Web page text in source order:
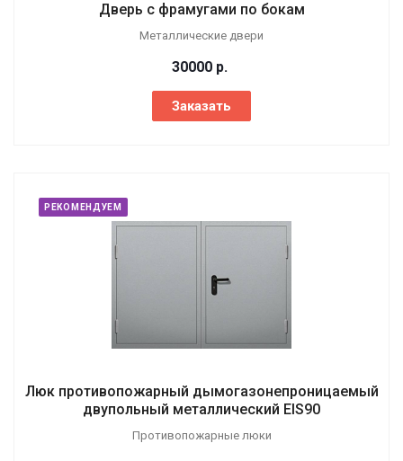
Дверь с фрамугами по бокам
Металлические двери
30000 р.
Заказать
РЕКОМЕНДУЕМ
Люк противопожарный дымогазонепроницаемый
двупольный металлический EIS90
Противопожарные люки